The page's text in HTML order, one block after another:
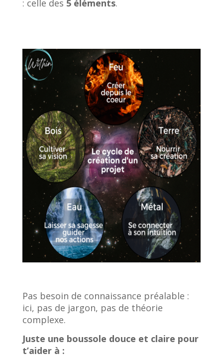
: celle des 5 éléments.
Pas besoin de connaissance préalable :
ici, pas de jargon, pas de théorie
complexe.
Juste une boussole douce et claire pour
t’aider à :